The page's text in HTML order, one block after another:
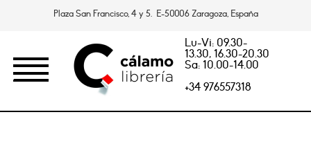
Plaza San Francisco, 4 y 5. E-50006 Zaragoza, España
Lu-Vi: 09.30-
13.30, 16.30-20.30
Sa: 10.00-14.00
+34 976557318